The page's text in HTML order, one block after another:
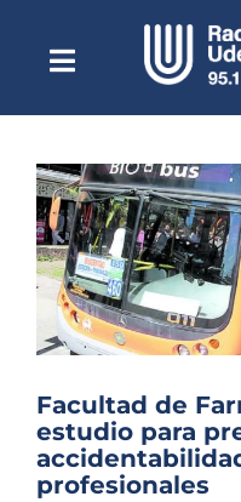
contenidoToggle
Navigation
Escuchar
Facultad de
estudio para
profesionales